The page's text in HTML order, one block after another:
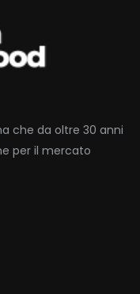
che da oltre 30 anni
per il mercato